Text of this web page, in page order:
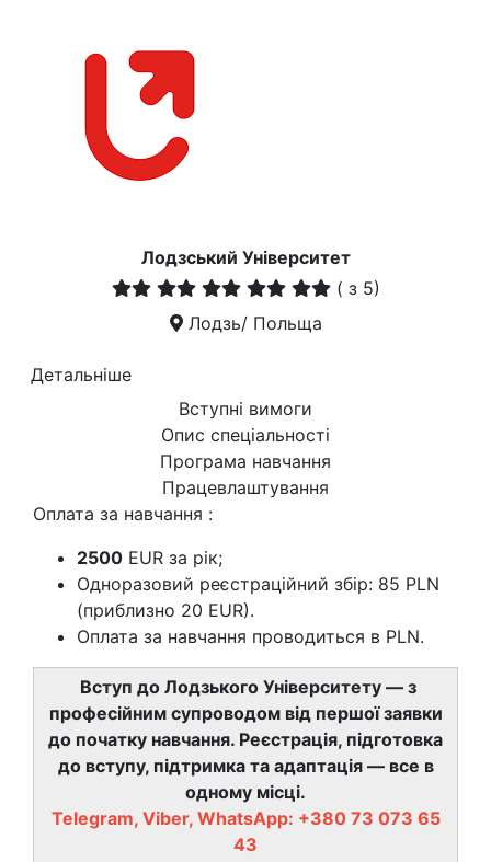
Лодзський Університет
( з 5)
Лодзь/ Польща
Детальніше
Вступні вимоги
Опис спеціальності
Програма навчання
Працевлаштування
Оплата за навчання :
2500 EUR за рік;
Одноразовий реєстраційний збір: 85 PLN
(приблизно 20 EUR).
Оплата за навчання проводиться в PLN.
Вступ до Лодзького Університету — з
професійним супроводом від першої заявки
до початку навчання. Реєстрація, підготовка
до вступу, підтримка та адаптація — все в
одному місці.
Telegram, Viber, WhatsApp: +380 73 073 65
43